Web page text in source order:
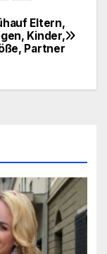
Eltern,
Kinder,
Partner